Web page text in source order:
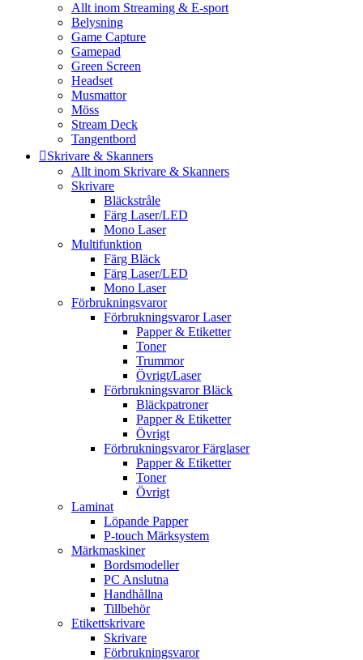
Allt inom Streaming & E-sport
Belysning
Game Capture
Gamepad
Green Screen
Headset
Musmattor
Möss
Stream Deck
Tangentbord
Skrivare & Skanners
Allt inom Skrivare & Skanners
Skrivare
Bläckstråle
Färg Laser/LED
Mono Laser
Multifunktion
Färg Bläck
Färg Laser/LED
Mono Laser
Förbrukningsvaror
Förbrukningsvaror Laser
Papper & Etiketter
Toner
Trummor
Övrigt/Laser
Förbrukningsvaror Bläck
Bläckpatroner
Papper & Etiketter
Övrigt
Förbrukningsvaror Färglaser
Papper & Etiketter
Toner
Övrigt
Laminat
Löpande Papper
P-touch Märksystem
Märkmaskiner
Bordsmodeller
PC Anslutna
Handhållna
Tillbehör
Etikettskrivare
Skrivare
Förbrukningsvaror